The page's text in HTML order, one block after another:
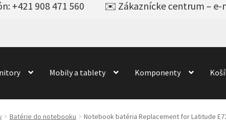
Mobily a tablety Komponenty
podmienkyWishlist
Batérie do notebooku Notebook batéria Replacement for Latitude